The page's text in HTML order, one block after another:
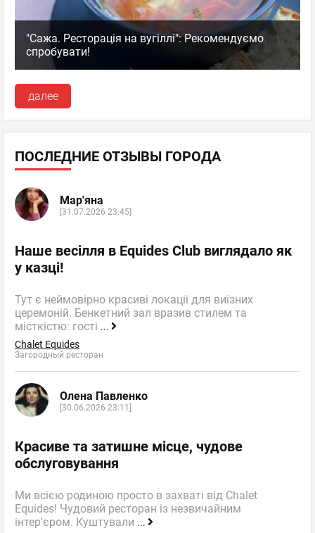
"Сажа. Ресторація на вугіллі": Рекомендуємо
спробувати!
далее
ПОСЛЕДНИЕ ОТЗЫВЫ ГОРОДА
Мар'яна
[31.07.2026 23:45]
Наше весілля в Equides Club виглядало як
у казці!
Тут є неймовірно красиві локаціі для виїзних
церемоній. Бенкетний зал вразив стилем та
місткістю: гості ...
Chalet Equides
Загородный ресторан
Олена Павленко
[30.06.2026 23:11]
Красиве та затишне місце, чудове
обслуговування
Ми всією родиною просто в захваті від Chalet
Equides! Чудовий ресторан із незвичайним
інтер'єром. Куштували ...